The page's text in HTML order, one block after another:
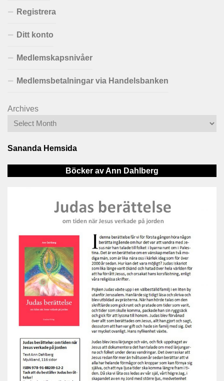
Registrera
Ditt konto
Medlemskapsnivåer
Medlemsbetalningar via Handelsbanken
Archives
Sananda Hemsida
Böcker av Ann Dahlberg